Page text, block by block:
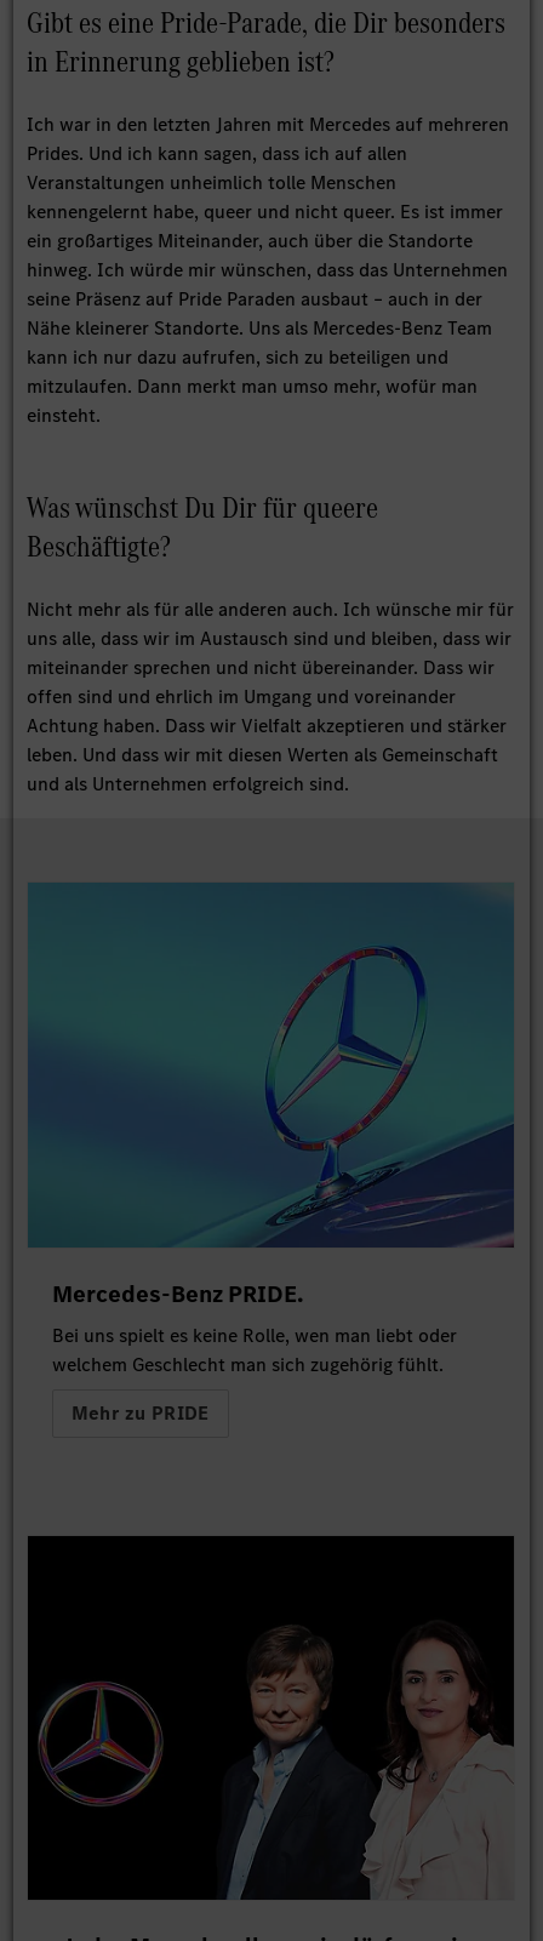
Gibt es eine Pride-Parade, die Dir besonders
in Erinnerung geblieben ist?
Ich war in den letzten Jahren mit Mercedes auf mehreren
Prides. Und ich kann sagen, dass ich auf allen
Veranstaltungen unheimlich tolle Menschen
kennengelernt habe, queer und nicht queer. Es ist immer
ein großartiges Miteinander, auch über die Standorte
hinweg. Ich würde mir wünschen, dass das Unternehmen
seine Präsenz auf Pride Paraden ausbaut – auch in der
Nähe kleinerer Standorte. Uns als Mercedes-Benz Team
kann ich nur dazu aufrufen, sich zu beteiligen und
mitzulaufen. Dann merkt man umso mehr, wofür man
einsteht.
Was wünschst Du Dir für queere
Beschäftigte?
Nicht mehr als für alle anderen auch. Ich wünsche mir für
uns alle, dass wir im Austausch sind und bleiben, dass wir
miteinander sprechen und nicht übereinander. Dass wir
offen sind und ehrlich im Umgang und voreinander
Achtung haben. Dass wir Vielfalt akzeptieren und stärker
leben. Und dass wir mit diesen Werten als Gemeinschaft
und als Unternehmen erfolgreich sind.
Mercedes-Benz PRIDE.
Bei uns spielt es keine Rolle, wen man liebt oder
welchem Geschlecht man sich zugehörig fühlt.
Mehr zu PRIDE